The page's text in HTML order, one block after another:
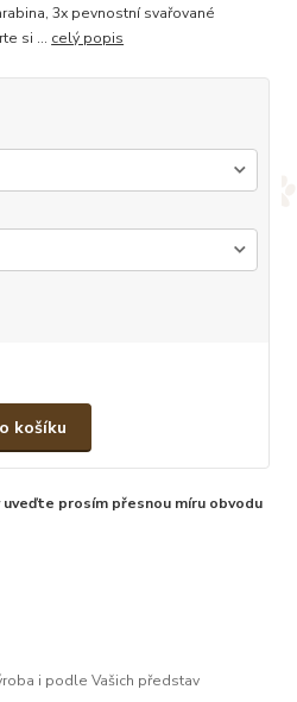
3x pevnostní svařované
si ... celý popis
košíku
prosím přesnou míru obvodu
i podle Vašich představ